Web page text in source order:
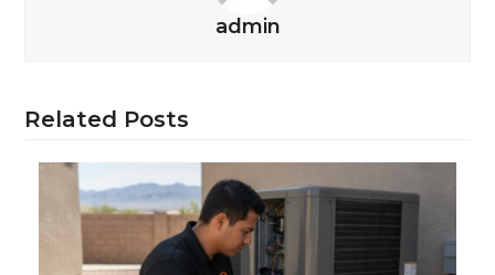
admin
Related Posts